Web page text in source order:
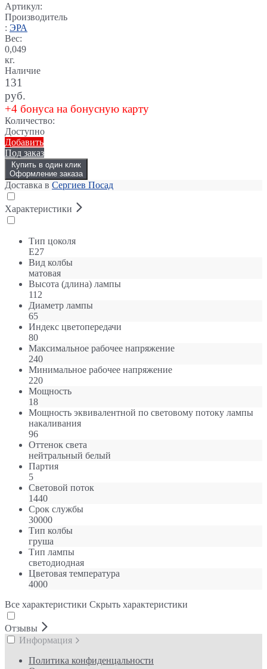
Артикул:
Производитель
: ЭРА
Вес:
0,049
кг.
Наличие
131
руб.
+4 бонуса на бонусную карту
Количество:
Доступно
Добавить
Под заказ
Купить в один клик
Оформление заказа
Доставка в Сергиев Посад
Характеристики
Тип цоколя
E27
Вид колбы
матовая
Высота (длина) лампы
112
Диаметр лампы
65
Индекс цветопередачи
80
Максимальное рабочее напряжение
240
Минимальное рабочее напряжение
220
Мощность
18
Мощность эквивалентной по световому потоку лампы
накаливания
96
Оттенок света
нейтральный белый
Партия
5
Световой поток
1440
Срок службы
30000
Тип колбы
груша
Тип лампы
светодиодная
Цветовая температура
4000
Все характеристики Скрыть характеристики
Отзывы
Информация
Политика конфиденцальности